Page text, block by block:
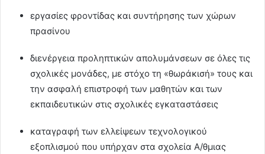
εργασίες φροντίδας και συντήρησης των χώρων
πρασίνου
διενέργεια προληπτικών απολυμάνσεων σε όλες τις
σχολικές μονάδες, με στόχο τη «θωράκισή» τους και
την ασφαλή επιστροφή των μαθητών και των
εκπαιδευτικών στις σχολικές εγκαταστάσεις
καταγραφή των ελλείψεων τεχνολογικού
εξοπλισμού που υπήρχαν στα σχολεία Α/θμιας